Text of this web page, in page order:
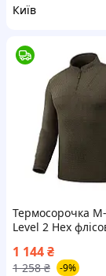
Київ
Термосорочка
Level 2 Hex
термобілизна
Dark Olive L
1 144₴
1 258 ₴ -9%